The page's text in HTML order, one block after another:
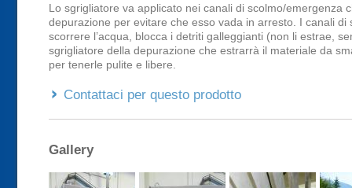
Lo sgrigliatore va applicato nei canali di scolmo/emergenza
depurazione per evitare che esso vada in arresto. I canali
scorrere l’acqua, blocca i detriti galleggianti (non li estrae,
sgrigliatore della depurazione che estrarrà il materiale da
per tenerle pulite e libere.
Contattaci per questo prodotto
Gallery